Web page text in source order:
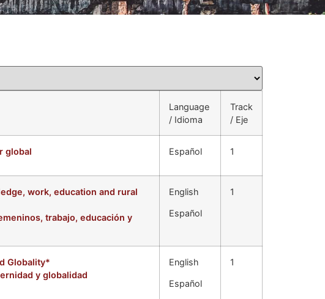
Language
/ Idioma
Track
/ Eje
global Español 1
work, education and rural
trabajo, educación y
English
Español
1
Globality*
y globalidad
English
Español
1